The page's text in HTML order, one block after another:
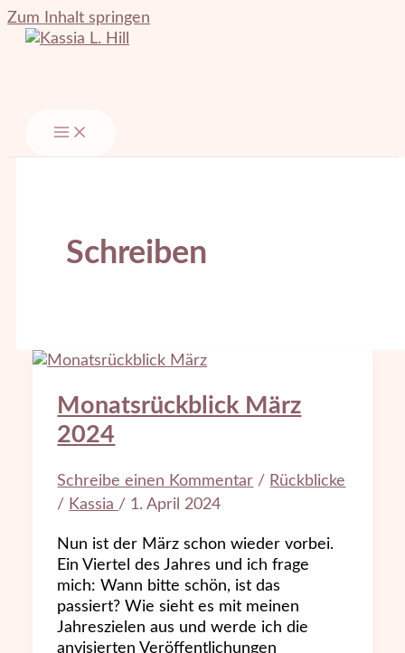
Zum Inhalt springen
Schreiben
Monatsrückblick März
2024
Schreibe einen Kommentar / Rückblicke
/ Kassia / 1. April 2024
Nun ist der März schon wieder vorbei.
Ein Viertel des Jahres und ich frage
mich: Wann bitte schön, ist das
passiert? Wie sieht es mit meinen
Jahreszielen aus und werde ich die
anvisierten Veröffentlichungen